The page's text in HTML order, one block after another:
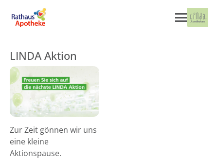
LINDA Aktion
Zur Zeit gönnen wir uns
eine kleine
Aktionspause.